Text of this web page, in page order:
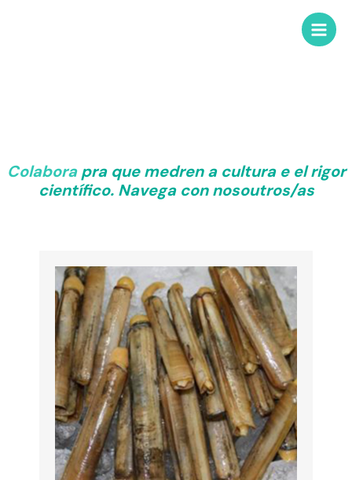
Colaborapra que medren a cultura e el rigor
científico. Navega con nosoutros/as